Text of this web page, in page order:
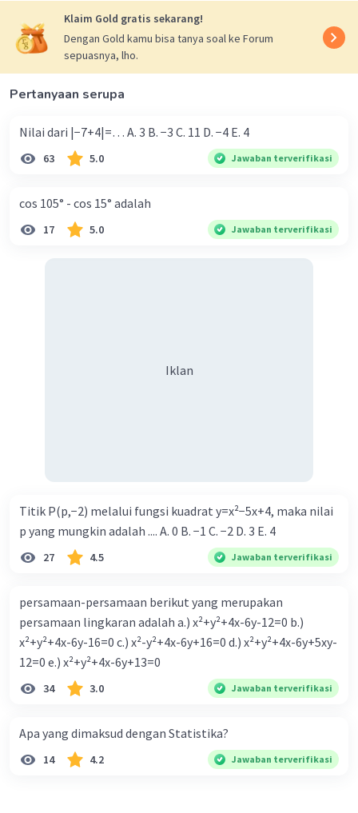
Klaim Gold gratis sekarang!
Dengan Gold kamu bisa tanya soal ke Forum
sepuasnya, lho.
Pertanyaan serupa
Nilai dari |−7+4|=… A. 3 B. −3 C. 11 D. −4 E. 4
63 5.0 Jawaban terverifikasi
cos 105° - cos 15° adalah
17 5.0 Jawaban terverifikasi
Iklan
Titik P(p,−2) melalui fungsi kuadrat y=x²−5x+4, maka nilai
p yang mungkin adalah .... A. 0 B. −1 C. −2 D. 3 E. 4
27 4.5 Jawaban terverifikasi
persamaan-persamaan berikut yang merupakan
persamaan lingkaran adalah a.) x²+y²+4x-6y-12=0 b.)
x²+y²+4x-6y-16=0 c.) x²-y²+4x-6y+16=0 d.) x²+y²+4x-6y+5xy-
12=0 e.) x²+y²+4x-6y+13=0
34 3.0 Jawaban terverifikasi
Apa yang dimaksud dengan Statistika?
14 4.2 Jawaban terverifikasi